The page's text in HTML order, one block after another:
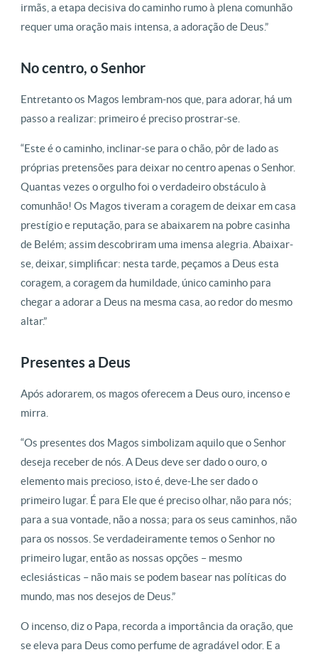
irmãs, a etapa decisiva do caminho rumo à plena comunhão
requer uma oração mais intensa, a adoração de Deus.”
No centro, o Senhor
Entretanto os Magos lembram-nos que, para adorar, há um
passo a realizar: primeiro é preciso prostrar-se.
“Este é o caminho, inclinar-se para o chão, pôr de lado as
próprias pretensões para deixar no centro apenas o Senhor.
Quantas vezes o orgulho foi o verdadeiro obstáculo à
comunhão! Os Magos tiveram a coragem de deixar em casa
prestígio e reputação, para se abaixarem na pobre casinha
de Belém; assim descobriram uma imensa alegria. Abaixar-
se, deixar, simplificar: nesta tarde, peçamos a Deus esta
coragem, a coragem da humildade, único caminho para
chegar a adorar a Deus na mesma casa, ao redor do mesmo
altar.”
Presentes a Deus
Após adorarem, os magos oferecem a Deus ouro, incenso e
mirra.
“Os presentes dos Magos simbolizam aquilo que o Senhor
deseja receber de nós. A Deus deve ser dado o ouro, o
elemento mais precioso, isto é, deve-Lhe ser dado o
primeiro lugar. É para Ele que é preciso olhar, não para nós;
para a sua vontade, não a nossa; para os seus caminhos, não
para os nossos. Se verdadeiramente temos o Senhor no
primeiro lugar, então as nossas opções – mesmo
eclesiásticas – não mais se podem basear nas políticas do
mundo, mas nos desejos de Deus.”
O incenso, diz o Papa, recorda a importância da oração, que
se eleva para Deus como perfume de agradável odor. E a